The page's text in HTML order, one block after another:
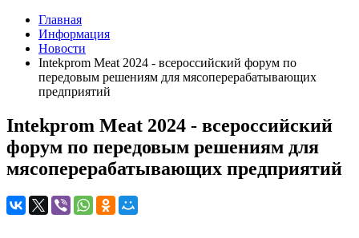
Главная
Информация
Новости
Intekprom Meat 2024 - всероссийский форум по
передовым решениям для мясоперерабатывающих
предприятий
Intekprom Meat 2024 - всероссийский
форум по передовым решениям для
мясоперерабатывающих предприятий